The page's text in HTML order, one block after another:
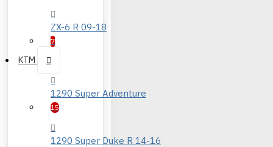
ZX-6 R 09-18
7
KTM
1290 Super Adventure
15
1290 Super Duke R 14-16